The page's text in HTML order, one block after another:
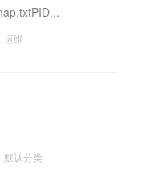
运维
默认分类